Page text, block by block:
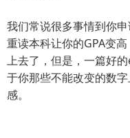
我们常说很多事情到你
重读本科让你的GPA变
上去了，但是，一篇好
于你那些不能改变的数
感。